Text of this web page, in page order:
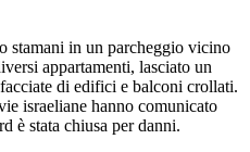
stamani in un parcheggio vicino
appartamenti, lasciato un
di edifici e balconi crollati.
israeliane hanno comunicato
è stata chiusa per danni.